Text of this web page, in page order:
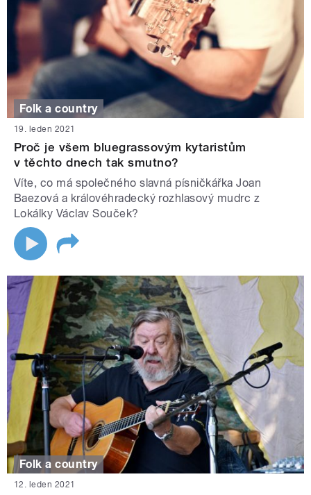
Folk a country
19. leden 2021
Proč je všem bluegrassovým kytaristům
v těchto dnech tak smutno?
Víte, co má společného slavná písničkářka Joan
Baezová a královéhradecký rozhlasový mudrc z
Lokálky Václav Souček?
Folk a country
12. leden 2021